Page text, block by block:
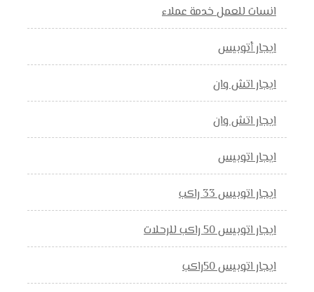
انسات للعمل خدمة عملاء
ايجار أتوبيس
ايجار اتش وان
ايجار اتش وان
ايجار اتوبيس
ايجار اتوبيس 33 راكب
ايجار اتوبيس 50 راكب للرحلات
ايجار اتوبيس 50راكب